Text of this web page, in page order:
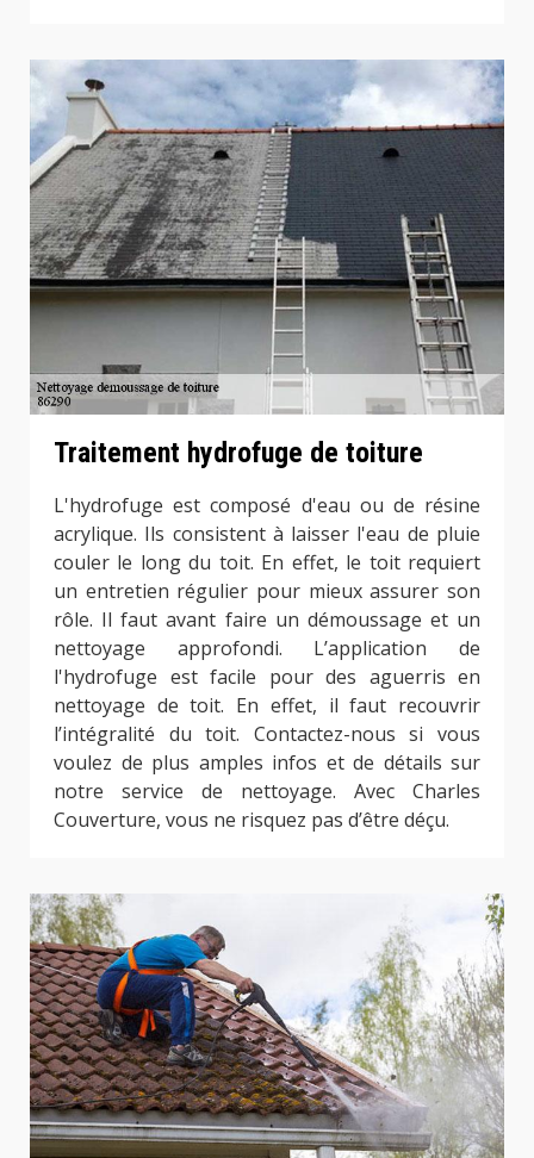
Traitement hydrofuge de toiture
L'hydrofuge est composé d'eau ou de résine
acrylique. Ils consistent à laisser l'eau de pluie
couler le long du toit. En effet, le toit requiert
un entretien régulier pour mieux assurer son
rôle. Il faut avant faire un démoussage et un
nettoyage approfondi. L’application de
l'hydrofuge est facile pour des aguerris en
nettoyage de toit. En effet, il faut recouvrir
l’intégralité du toit. Contactez-nous si vous
voulez de plus amples infos et de détails sur
notre service de nettoyage. Avec Charles
Couverture, vous ne risquez pas d’être déçu.